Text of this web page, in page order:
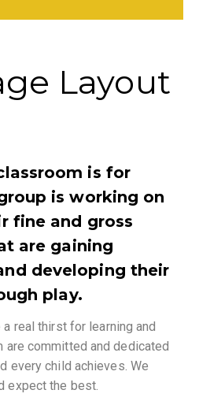
Layout
is for
is working on
fine and gross
are gaining
developing their
play.
real thirst for learning and
committed and dedicated
every child achieves. We
expect the best.